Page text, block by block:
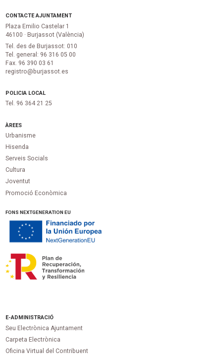
CONTACTE AJUNTAMENT
Plaza Emilio Castelar 1
46100 · Burjassot (València)
Tel. des de Burjassot: 010
Tel. general: 96 316 05 00
Fax. 96 390 03 61
registro@burjassot.es
POLICIA LOCAL
Tel. 96 364 21 25
ÀREES
Urbanisme
Hisenda
Serveis Socials
Cultura
Joventut
Promoció Econòmica
FONS NEXTGENERATION EU
E-ADMINISTRACIÓ
Seu Electrònica Ajuntament
Carpeta Electrònica
Oficina Virtual del Contribuent